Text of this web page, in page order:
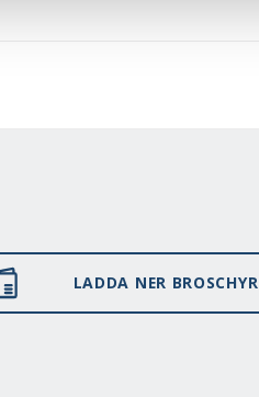
LADDA NER BROSCHYR